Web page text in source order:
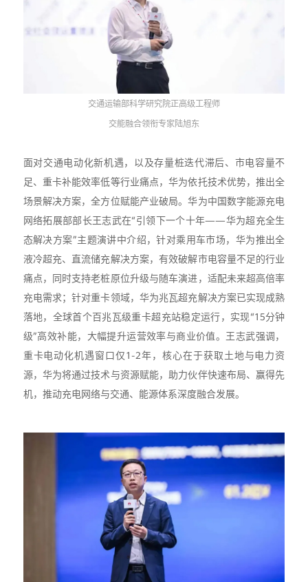
交通运输部科学研究院正高级工程师
交能融合领衔专家陆旭东
面对交通电动化新机遇，以及存量桩迭代滞后、市电容量不
足、重卡补能效率低等行业痛点，华为依托技术优势，推出全
场景解决方案，全方位赋能产业破局。华为中国数字能源充电
网络拓展部部长王志武在“引领下一个十年——华为超充全生
态解决方案”主题演讲中介绍，针对乘用车市场，华为推出全
液冷超充、直流储充解决方案，有效破解市电容量不足的行业
痛点，同时支持老桩原位升级与随车演进，适配未来超高倍率
充电需求；针对重卡领域，华为兆瓦超充解决方案已实现成熟
落地，全球首个百兆瓦级重卡超充站稳定运行，实现“15分钟
级”高效补能，大幅提升运营效率与商业价值。王志武强调，
重卡电动化机遇窗口仅1-2年，核心在于获取土地与电力资
源，华为将通过技术与资源赋能，助力伙伴快速布局、赢得先
机，推动充电网络与交通、能源体系深度融合发展。